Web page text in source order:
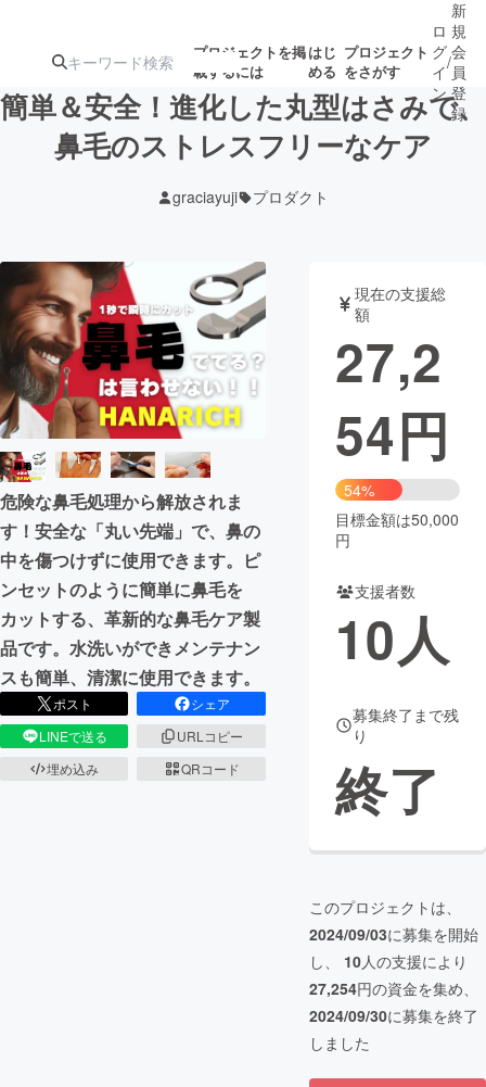
プロジェクトを掲
載するには
はじ
める
プロジェクト
をさがす
ジェクト
募集終了が近いプ
ロジェクト
アート・写真 音楽
テクノロジー・ガジェット ゲーム・
映像・映画 書籍・雑誌
ビジネス・起業 チャレンジ
まちづくり・地域活性化
CAMPFIRE for Social Good
CAMPFIRE Creation
CAMPFIREふるさと納税machi-ya コミュニティ
ロ
グ
イ
ン
/
新
規
会
員
登
録
簡単＆安全！進化した丸型はさみで、
鼻毛のストレスフリーなケア
graciayuji プロダクト
危険な鼻毛処理から解放されま
す！安全な「丸い先端」で、鼻の
中を傷つけずに使用できます。ピ
ンセットのように簡単に鼻毛を
カットする、革新的な鼻毛ケア製
品です。水洗いができメンテナン
スも簡単、清潔に使用できます。
ポスト
シェア
LINEで送る
URLコピー
埋め込み
QRコード
現在の支援総
額
27,2
54円
54%
目標金額は50,000
円
支援者数
10人
募集終了まで残
り
終了
このプロジェクトは、
2024/09/03に募集を開始
し、 10人の支援により
27,254円の資金を集め、
2024/09/30に募集を終了
しました